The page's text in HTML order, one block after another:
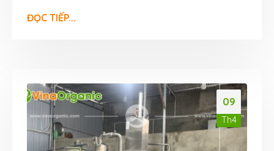
ĐỌC TIẾP...
09
Th4